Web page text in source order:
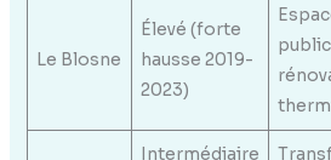
Le Blosne
Élevé (forte
hausse 2019-
2023)
Intermédiaire